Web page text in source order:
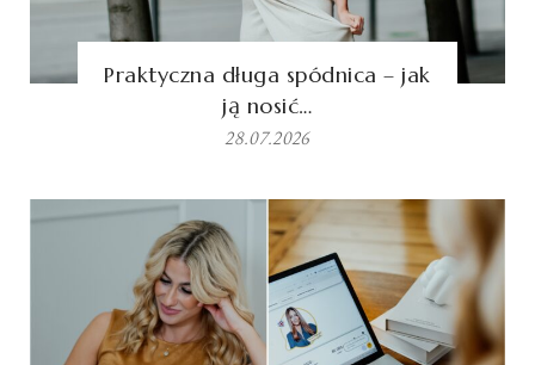
Praktyczna długa spódnica – jak
ją nosić…
28.07.2026